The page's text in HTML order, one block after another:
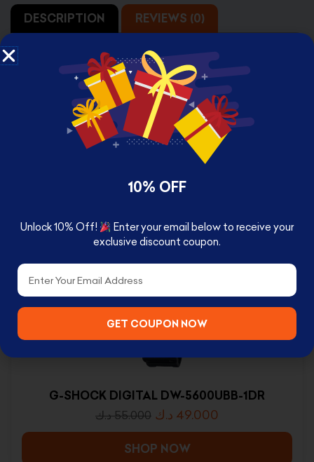
DESCRIPTION REVIEWS (0)
G-shock DIGITAL 5600 SERIES DW-5600UHR-1
G-SHOCK DIGITAL DW-5600UBB-1DR
55.000 د.ك 49.000 د.ك
SHOP NOW
10% OFF
Unlock 10% Off!
Enter your email below to receive your
exclusive discount coupon.
Email
GET COUPON NOW